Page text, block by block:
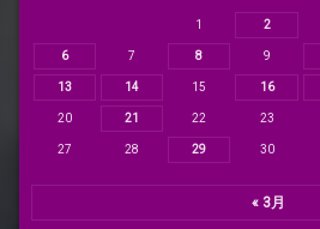
1 2
6 7 8 9
13 14 15 16
20 21 22 23
27 28 29 30
« 3月